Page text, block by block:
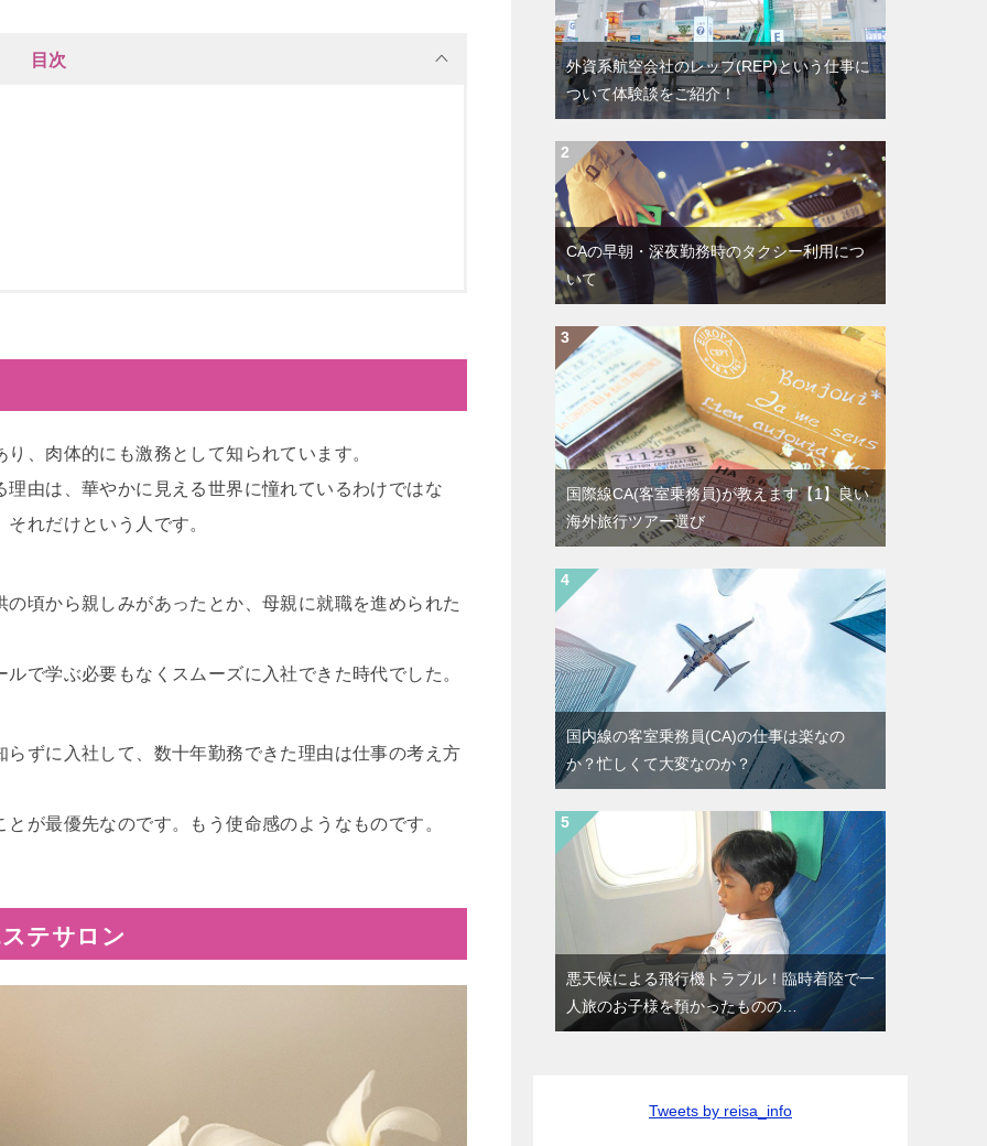
目次
、肉体的にも激務として知られています。
由は、華やかに見える世界に憧れているわけではな
れだけという人です。
頃から親しみがあったとか、母親に就職を進められた
で学ぶ必要もなくスムーズに入社できた時代でした。
ずに入社して、数十年勤務できた理由は仕事の考え方
が最優先なのです。もう使命感のようなものです。
テサロン
外資系航空会社のレップ(REP)という仕事に
ついて体験談をご紹介！
CAの早朝・深夜勤務時のタクシー利用につ
いて
国際線CA(客室乗務員)が教えます【1】良い
海外旅行ツアー選び
国内線の客室乗務員(CA)の仕事は楽なの
か？忙しくて大変なのか？
悪天候による飛行機トラブル！臨時着陸で一
人旅のお子様を預かったものの…
Tweets by reisa_info